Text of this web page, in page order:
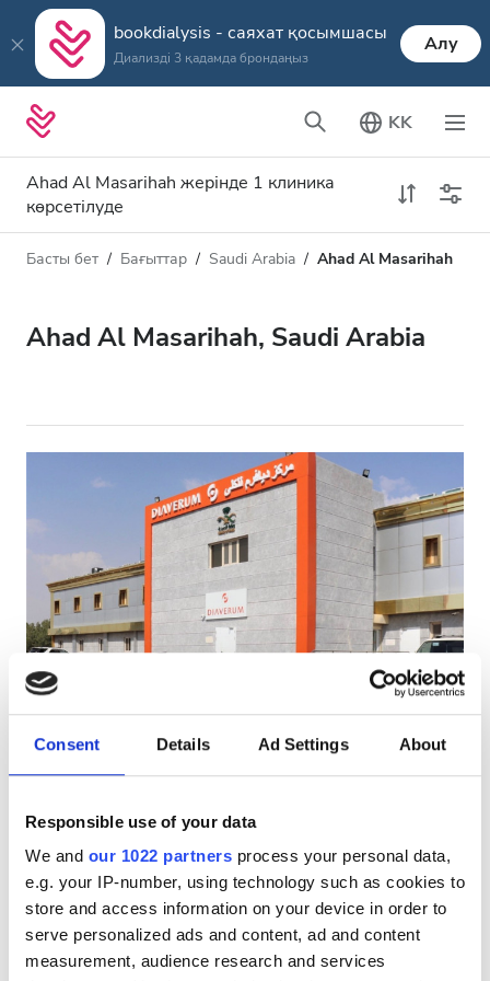
Consent Details Ad Settings About
Responsible use of your data
We and our 1022 partners process your personal data,
e.g. your IP-number, using technology such as cookies to
store and access information on your device in order to
serve personalized ads and content, ad and content
measurement, audience research and services
bookdialysis - саяхат қосымшасы
Диализді 3 қадамда брондаңыз
Алу
KK
Ahad Al Masarihah жерінде 1 клиника
көрсетілуде
Диализ түрі
Барлық диализ түрлері
Қабылдайды
АИТВ пациенттері
В гепатиті бар пациенттер
С гепатиті бар пациенттер
GHIC
Сусындар мен жеңіл тағамдар
Тегін WiFi
Теледидар экрандары
Қашықтық
Басты бет Бағыттар Saudi Arabia Ahad Al Masarihah
Ahad Al Masarihah, Saudi Arabia
Diaverum Ahad Al Masarihah
Ahad Al Masarihah, Saudi Arabia
5.77 км қала орталығынан
Сусындар мен жеңіл тағамдар
Тегін WiFi
ем үшін
HD диализ €345
HDF диализ €345
Брондау